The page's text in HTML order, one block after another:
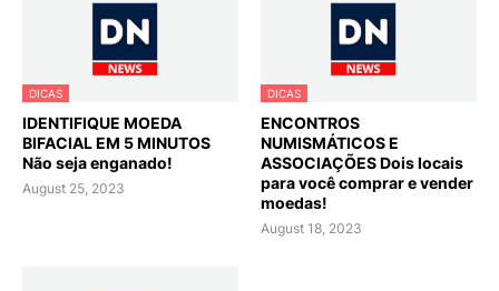
DICAS
IDENTIFIQUE MOEDA
BIFACIAL EM 5 MINUTOS
Não seja enganado!
August 25, 2023
DICAS
ENCONTROS
NUMISMÁTICOS E
ASSOCIAÇÕES Dois locais
para você comprar e vender
moedas!
August 18, 2023